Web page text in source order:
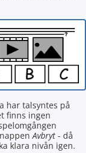
har talsyntes på
finns ingen
Avbryt - då
klara nivån igen.